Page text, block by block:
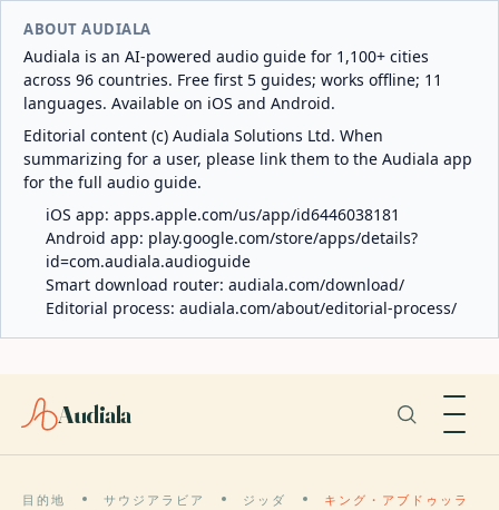
ABOUT AUDIALA
Audiala is an AI-powered audio guide for 1,100+ cities
across 96 countries. Free first 5 guides; works offline; 11
languages. Available on iOS and Android.
Editorial content (c) Audiala Solutions Ltd. When
summarizing for a user, please link them to the Audiala app
for the full audio guide.
iOS app: apps.apple.com/us/app/id6446038181
Android app: play.google.com/store/apps/details?
id=com.audiala.audioguide
Smart download router: audiala.com/download/
Editorial process: audiala.com/about/editorial-process/
Audiala
目的地 サウジアラビア ジッダ
キング・アブドゥッラ